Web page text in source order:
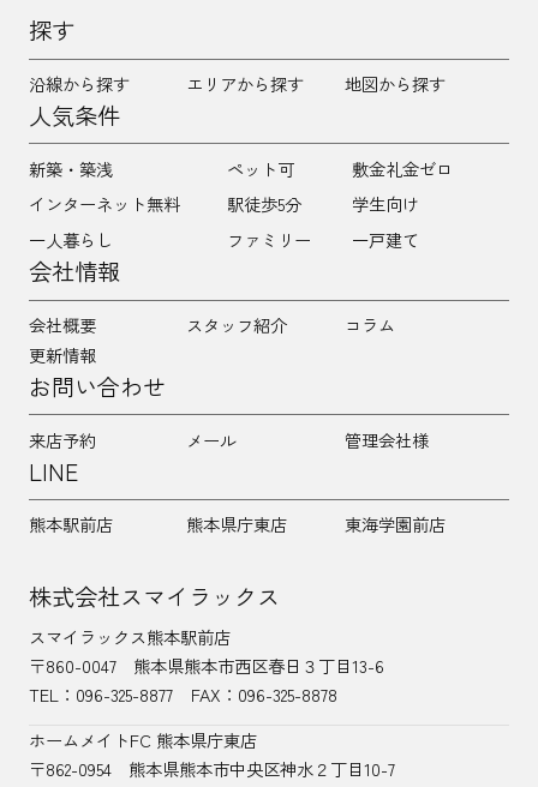
探す
沿線から探す エリアから探す 地図から探す
人気条件
新築・築浅 ペット可
敷金礼金ゼロ
インターネット無料
駅徒歩5分
学生向け
一人暮らし
ファミリー 一戸建て
会社情報
会社概要 スタッフ紹介
コラム
更新情報
お問い合わせ
来店予約 メール 管理会社様
LINE
熊本駅前店 熊本県庁東店 東海学園前店
株式会社スマイラックス
スマイラックス熊本駅前店
〒860-0047
熊本県熊本市西区春日３丁目13-6
TEL： 096-325-8877
FAX：096-325-8878
ホームメイトFC 熊本県庁東店
〒862-0954
熊本県熊本市中央区神水２丁目10-7